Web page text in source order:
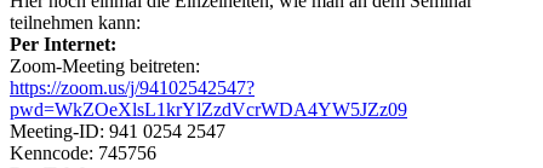
teilnehmen kann:
Per Internet:
Zoom-Meeting beitreten:
https://zoom.us/j/94102542547?
pwd=WkZOeXlsL1krYlZzdVcrWDA4YW5JZz09
Meeting-ID: 941 0254 2547
Kenncode: 745756